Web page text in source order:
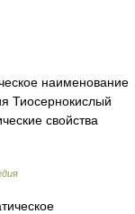
наименование
Тиосернокислый
свойства